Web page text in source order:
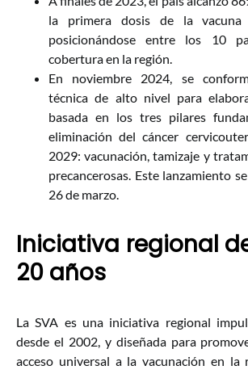
la primera dosis de la vacuna
posicionándose entre los 10
cobertura en la región.
En noviembre 2024, se
técnica de alto nivel para
basada en los tres pilares
eliminación del cáncer
2029: vacunación, tamizaje y
precancerosas. Este lanzamiento
26 de marzo.
Iniciativa regional
20 años
La SVA es una iniciativa regional
desde el 2002, y diseñada para
acceso universal a la vacunación en la